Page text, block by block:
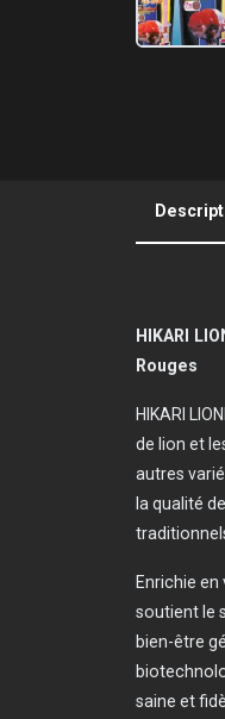
HIKARI
Rouges
HIKARI
de lion et
autres
la qualité
Enrichie
soutient le
bien-être
saine et